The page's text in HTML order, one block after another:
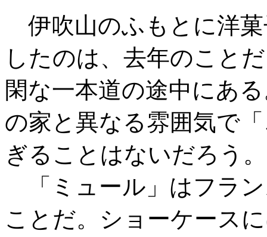
伊吹山のふもとに洋
したのは、去年のこと
閑な一本道の途中にあ
の家と異なる雰囲気で
ぎることはないだろう。
「ミュール」はフラ
ことだ。ショーケース